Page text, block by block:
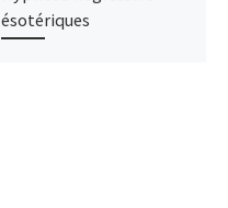
ésotériques